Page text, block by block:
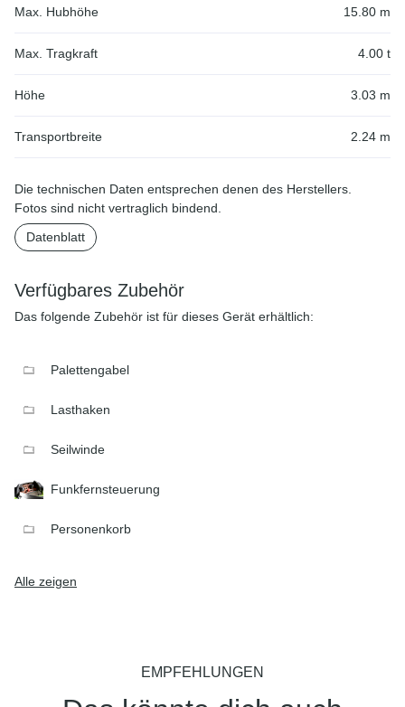
Max. Hubhöhe 15.80 m
Max. Tragkraft 4.00 t
Höhe 3.03 m
Transportbreite 2.24 m
Die technischen Daten entsprechen denen des Herstellers.
Fotos sind nicht vertraglich bindend.
Datenblatt
Verfügbares Zubehör
Das folgende Zubehör ist für dieses Gerät erhältlich:
Palettengabel
Lasthaken
Seilwinde
Funkfernsteuerung
Personenkorb
Alle zeigen
EMPFEHLUNGEN